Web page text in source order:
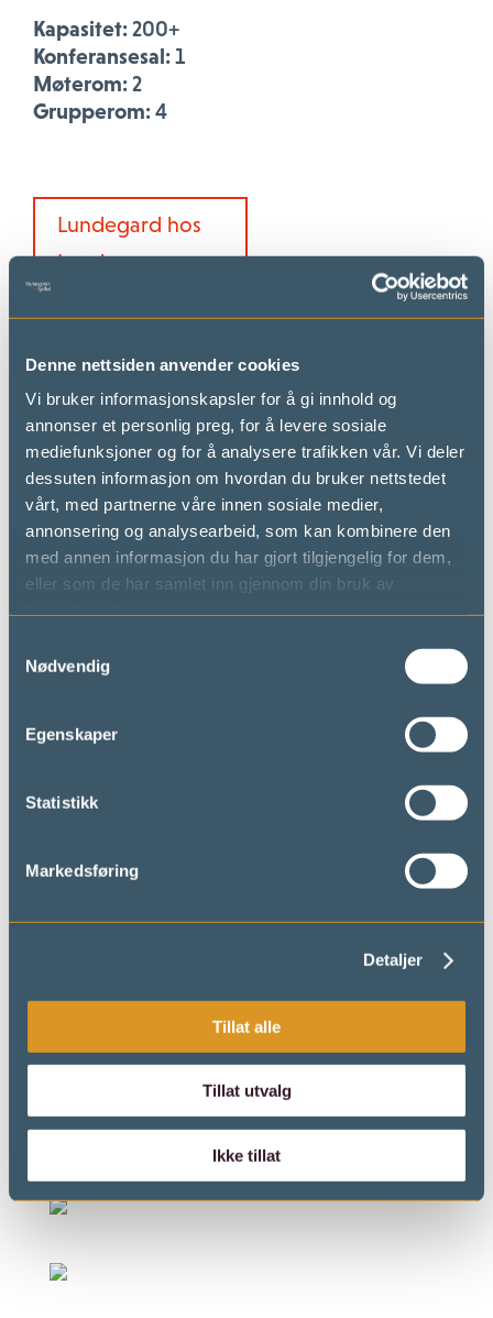
Denne nettsiden anvender cookies
Vi bruker informasjonskapsler for å gi innhold og
annonser et personlig preg, for å levere sosiale
mediefunksjoner og for å analysere trafikken vår. Vi deler
dessuten informasjon om hvordan du bruker nettstedet
vårt, med partnerne våre innen sosiale medier,
annonsering og analysearbeid, som kan kombinere den
med annen informasjon du har gjort tilgjengelig for dem,
eller som de har samlet inn gjennom din bruk av
Nødvendig
Egenskaper
Statistikk
Markedsføring
Detaljer
Tillat alle
Tillat utvalg
Ikke tillat
Kapasitet:200+
Konferansesal:1
Møterom:2
Grupperom:4
Lundegard hos
Lundes
Konferansesal:1
Grupperom:0
Venabu
Fjellhotell
Konferansesal: